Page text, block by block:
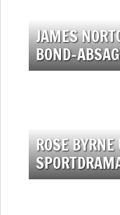
JAMES
BOND-
ROSE